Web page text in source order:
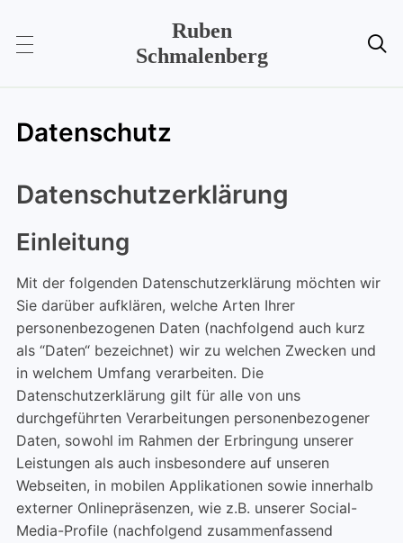
Ruben
Schmalenberg

Datenschutz
Datenschutzerklärung
Einleitung
Mit der folgenden Datenschutzerklärung möchten wir
Sie darüber aufklären, welche Arten Ihrer
personenbezogenen Daten (nachfolgend auch kurz
als “Daten“ bezeichnet) wir zu welchen Zwecken und
in welchem Umfang verarbeiten. Die
Datenschutzerklärung gilt für alle von uns
durchgeführten Verarbeitungen personenbezogener
Daten, sowohl im Rahmen der Erbringung unserer
Leistungen als auch insbesondere auf unseren
Webseiten, in mobilen Applikationen sowie innerhalb
externer Onlinepräsenzen, wie z.B. unserer Social-
Media-Profile (nachfolgend zusammenfassend